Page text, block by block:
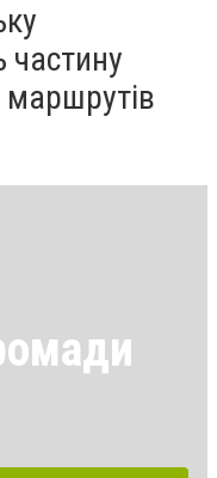
частину
маршрутів